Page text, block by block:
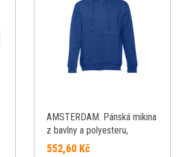
AMSTERDAM. Pánská mikina
z bavlny a polyesteru,
královská modrá, L
552,60 Kč